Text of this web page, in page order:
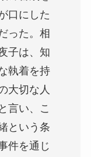
口にした
った。相
子は、知
執着を持
大切な人
言い、こ
という条
件を通じ